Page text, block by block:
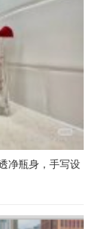
净瓶身，手写设